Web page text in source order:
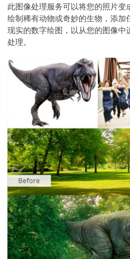
此图像处理服务可以将您的照片变
绘制稀有动物或奇妙的生物，添加
现实的数字绘图，以从您的图像中
处理。